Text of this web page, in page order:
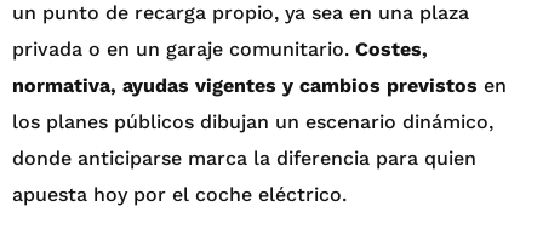
un punto de recarga propio, ya sea en una plaza
privada o en un garaje comunitario. Costes,
normativa, ayudas vigentes y cambios previstos en
los planes públicos dibujan un escenario dinámico,
donde anticiparse marca la diferencia para quien
apuesta hoy por el coche eléctrico.